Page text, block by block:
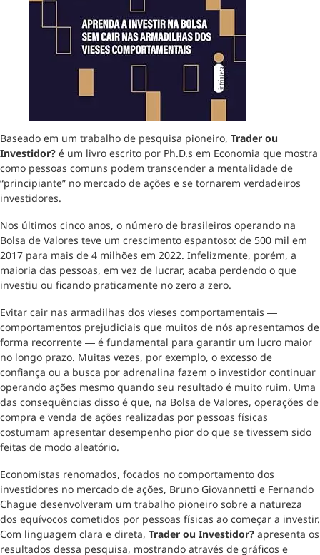
Baseado em um trabalho de pesquisa pioneiro, Trader ou
Investidor? é um livro escrito por Ph.D.s em Economia que mostra
como pessoas comuns podem transcender a mentalidade de
“principiante” no mercado de ações e se tornarem verdadeiros
investidores.
Nos últimos cinco anos, o número de brasileiros operando na
Bolsa de Valores teve um crescimento espantoso: de 500 mil em
2017 para mais de 4 milhões em 2022. Infelizmente, porém, a
maioria das pessoas, em vez de lucrar, acaba perdendo o que
investiu ou ficando praticamente no zero a zero.
Evitar cair nas armadilhas dos vieses comportamentais ―
comportamentos prejudiciais que muitos de nós apresentamos de
forma recorrente ― é fundamental para garantir um lucro maior
no longo prazo. Muitas vezes, por exemplo, o excesso de
confiança ou a busca por adrenalina fazem o investidor continuar
operando ações mesmo quando seu resultado é muito ruim. Uma
das consequências disso é que, na Bolsa de Valores, operações de
compra e venda de ações realizadas por pessoas físicas
costumam apresentar desempenho pior do que se tivessem sido
feitas de modo aleatório.
Economistas renomados, focados no comportamento dos
investidores no mercado de ações, Bruno Giovannetti e Fernando
Chague desenvolveram um trabalho pioneiro sobre a natureza
dos equívocos cometidos por pessoas físicas ao começar a investir.
Com linguagem clara e direta, Trader ou Investidor? apresenta os
resultados dessa pesquisa, mostrando através de gráficos e